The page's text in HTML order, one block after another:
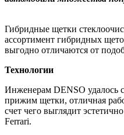
Гибридные щетки
ассортимент гибридных
выгодно отличаются от
Технологии
Инженерам DENSO удалось
прижим щетки, отличная
счет чего выглядит
Ferrari.